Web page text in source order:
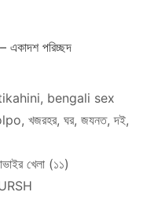
একাদশ পরিচ্ছদ
, bengali sex
, খজরহর, ঘর, জযনত,দই,
খেলা (১১)